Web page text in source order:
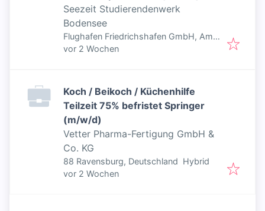
Seezeit Studierendenwerk
Bodensee
Flughafen Friedrichshafen GmbH, Am
Flugpl. 64, 88046 Meckenbeuren,
Veröffentlicht:
vor 2 Wochen
Koch / Beikoch / Küchenhilfe
Teilzeit 75% befristet Springer
(m/w/d)
Vetter Pharma-Fertigung GmbH &
Co. KG
88 Ravensburg, Deutschland Hybrid
Veröffentlicht:
vor 2 Wochen